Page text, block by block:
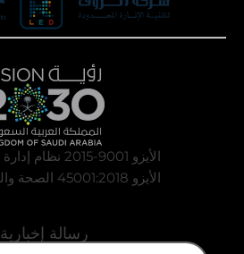
الأيزو 9001-2015 نظام إدارة الجودة
الأيزو 45001:2018 الصحة والسلامة والبيئة
رسالة إخبارية